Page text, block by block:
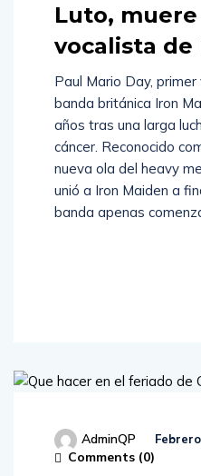
Luto,
vocalista de
Paul Mario Day,
banda británica Iron
años tras una larga
cáncer. Reconocido
nueva ola del heavy
unió a Iron Maiden a
banda apenas
AdminQP
Comments (0)